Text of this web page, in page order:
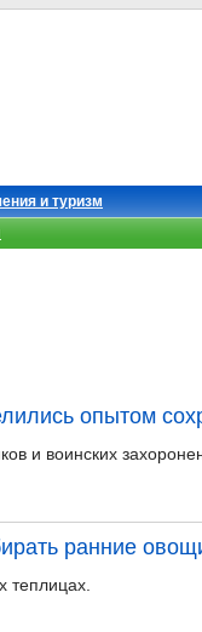
и туризм
опытом
и воинских
ранние
теплицах.